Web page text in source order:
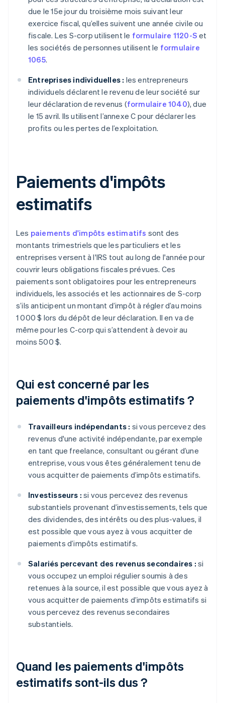
due le 15e jour du troisième mois suivant leur
exercice fiscal, qu’elles suivent une année civile ou
fiscale. Les S-corp utilisent le formulaire 1120-S et
les sociétés de personnes utilisent le formulaire
1065.
Entreprises individuelles : les entrepreneurs
individuels déclarent le revenu de leur société sur
leur déclaration de revenus (formulaire 1040), due
le 15 avril. Ils utilisent l’annexe C pour déclarer les
profits ou les pertes de l’exploitation.
Paiements d'impôts
estimatifs
Les paiements d'impôts estimatifs sont des
montants trimestriels que les particuliers et les
entreprises versent à l'IRS tout au long de l'année pour
couvrir leurs obligations fiscales prévues. Ces
paiements sont obligatoires pour les entrepreneurs
individuels, les associés et les actionnaires de S-corp
s’ils anticipent un montant d’impôt à régler d’au moins
1 000 $ lors du dépôt de leur déclaration. Il en va de
même pour les C-corp qui s’attendent à devoir au
moins 500 $.
Qui est concerné par les
paiements d'impôts estimatifs ?
Travailleurs indépendants : si vous percevez des
revenus d'une activité indépendante, par exemple
en tant que freelance, consultant ou gérant d’une
entreprise, vous vous êtes généralement tenu de
vous acquitter de paiements d’impôts estimatifs.
Investisseurs : si vous percevez des revenus
substantiels provenant d’investissements, tels que
des dividendes, des intérêts ou des plus-values, il
est possible que vous ayez à vous acquitter de
paiements d’impôts estimatifs.
Salariés percevant des revenus secondaires : si
vous occupez un emploi régulier soumis à des
retenues à la source, il est possible que vous ayez à
vous acquitter de paiements d’impôts estimatifs si
vous percevez des revenus secondaires
substantiels.
Quand les paiements d'impôts
estimatifs sont-ils dus ?